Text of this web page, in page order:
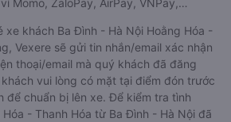
Momo, ZaloPay, AirPay, VNPay,…
xe khách Ba Đình - Hà Nội Hoằng Hóa -
Vexere sẽ gửi tin nhắn/email xác nhận
thoại/email mà quý khách đã đăng
vui lòng có mặt tại điểm đón trước
để chuẩn bị lên xe. Để kiểm tra tình
- Thanh Hóa từ Ba Đình - Hà Nội đã